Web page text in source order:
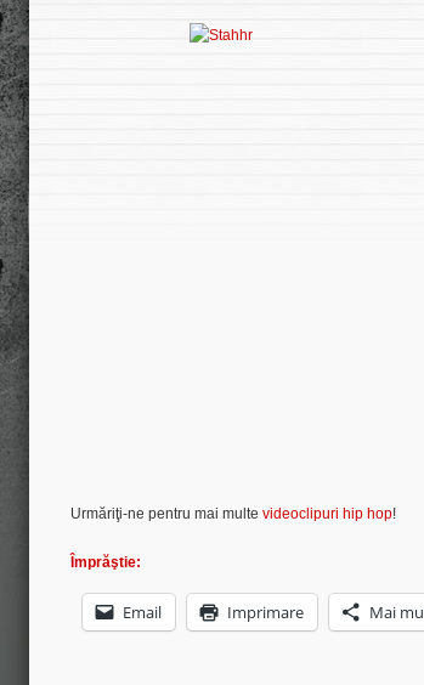
Urmăriţi-ne pentru mai multe videoclipuri hip hop!
Împrăştie:
Email Imprimare Mai